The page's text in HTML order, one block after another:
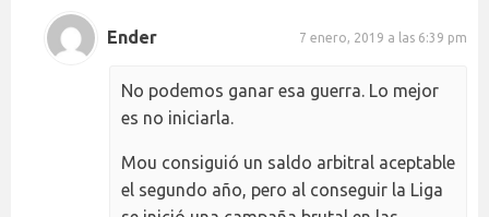
Ender 7 enero, 2019 a las 6:39 pm
No podemos ganar esa guerra. Lo mejor
es no iniciarla.
Mou consiguió un saldo arbitral aceptable
el segundo año, pero al conseguir la Liga